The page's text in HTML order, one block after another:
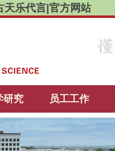
乐代言|官方网站
研究 员工工作